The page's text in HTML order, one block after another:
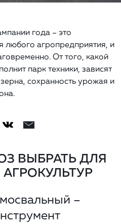
года – это
любого агропредприятия, и
От того, какой
парк техники, зависят
сохранность урожая и
ВЫБРАТЬ ДЛЯ
–